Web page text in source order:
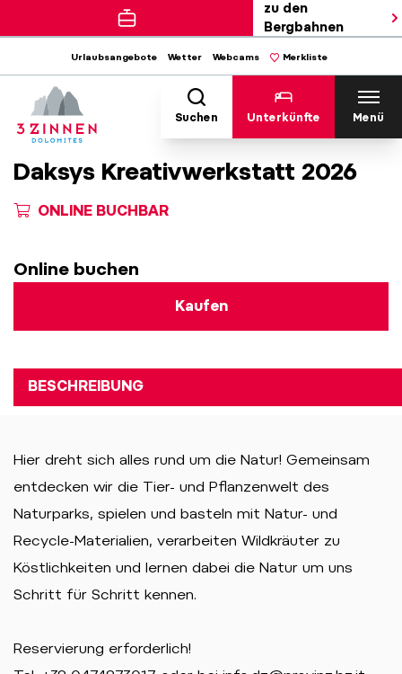
zu den
Bergbahnen
Urlaubsangebote Wetter Webcams Merkliste
Suchen Unterkünfte Menü
Daksys Kreativwerkstatt 2026
ONLINE BUCHBAR
Online buchen
Kaufen
BESCHREIBUNG
Hier dreht sich alles rund um die Natur! Gemeinsam
entdecken wir die Tier- und Pflanzenwelt des
Naturparks, spielen und basteln mit Natur- und
Recycle-Materialien, verarbeiten Wildkräuter zu
Köstlichkeiten und lernen dabei die Natur um uns
Schritt für Schritt kennen.
Reservierung erforderlich!